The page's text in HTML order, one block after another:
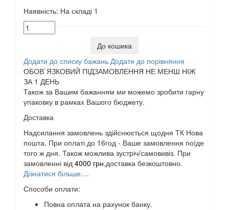
Наявність: На складі 1
До кошика
Додати до списку бажань Додати до порівняння
ОБОВ`ЯЗКОВИЙ ПІДЗАМОВЛЕННЯ НЕ МЕНШ НІЖ
ЗА 1 ДЕНЬ
Також за Вашим бажанням ми можемо зробити гарну
упаковку в рамках Вашого бюджету.
Доставка
Надсилання замовлень здійснюється щодня ТК Нова
пошта. При оплаті до 16год - Ваше замовлення поїде
того ж дня. Також можлива зустріч/самовивіз. При
замовленні від 4000 грн,доставка безкоштовно.
Дізнатися більше....
Способи оплати:
Повна оплата на рахунок банку.